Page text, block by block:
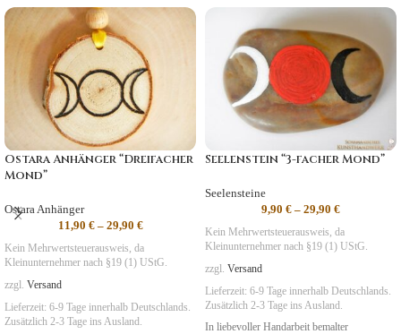
Ostara Anhänger “Dreifacher
Mond”
Ostara Anhänger
11,90 €– 29,90 €
Kein Mehrwertsteuerausweis, da
Kleinunternehmer nach §19 (1) UStG.
zzgl. Versand
Lieferzeit: 6-9 Tage innerhalb Deutschlands.
Zusätzlich 2-3 Tage ins Ausland.
Seelenstein “3-facher Mond”
Seelensteine
9,90 € – 29,90 €
Kein Mehrwertsteuerausweis, da
Kleinunternehmer nach §19 (1) UStG.
zzgl. Versand
Lieferzeit: 6-9 Tage innerhalb Deutschlands.
Zusätzlich 2-3 Tage ins Ausland.
In liebevoller Handarbeit bemalter